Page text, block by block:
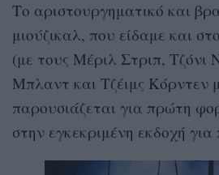
Το αριστουργηματικό και
μιούζικαλ, που είδαμε και
(με τους Μέριλ Στριπ, Τζόνι
Μπλαντ και Τζέιμς Κόρντεν
παρουσιάζεται για πρώτη
στην εγκεκριμένη εκδοχή